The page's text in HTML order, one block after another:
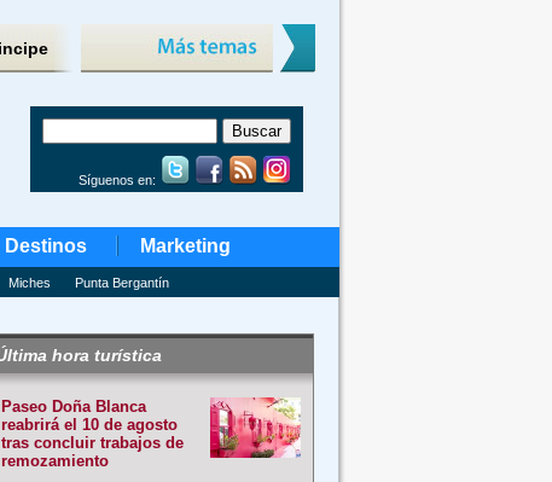
Síguenos en:
Destinos Marketing
Miches Punta Bergantín
hora turística
Paseo Doña Blanca
reabrirá el 10 de agosto
tras concluir trabajos de
remozamiento